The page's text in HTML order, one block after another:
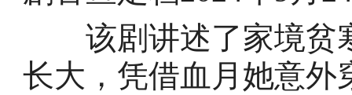
该剧讲述了家境贫
长大，凭借血月她意外